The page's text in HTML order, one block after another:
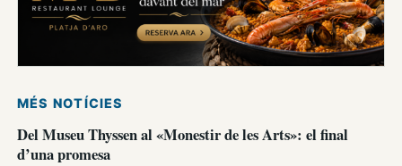
MÉS NOTÍCIES
Del Museu Thyssen al «Monestir de les Arts»: el final
d’una promesa